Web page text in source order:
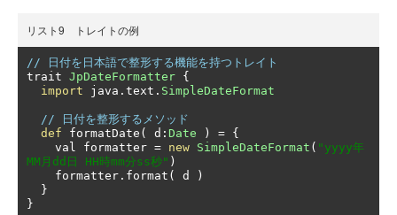
リスト9 トレイトの例
// 日付を日本語で整形する機能を持つトレイト
trait JpDateFormatter {
import java . text . SimpleDateFormat
// 日付を整形するメソッド
def formatDate ( d : Date ) = {
    val formatter
= new SimpleDateFormat ( "yyyy年
MM月dd日 HH時mm分ss秒" )
    formatter
. format ( d
)
}
}